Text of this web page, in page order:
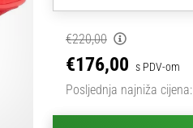
€220,00
€176,00 s PDV-om
Posljednja najniža cijena: